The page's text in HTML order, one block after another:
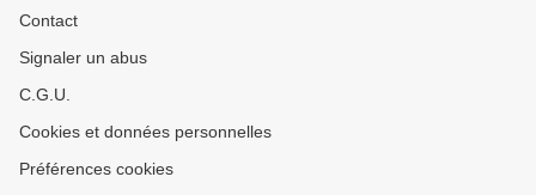
Contact
Signaler un abus
C.G.U.
Cookies et données personnelles
Préférences cookies